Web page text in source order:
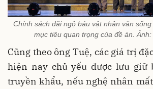
Chính sách đãi ngộ báu vật nhân văn
mục tiêu quan trọng của đề án.
Cũng theo ông Tuệ, các giá trị
hiện nay chủ yếu được lưu giữ
truyền khẩu, nếu nghệ nhân